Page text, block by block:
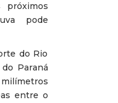
próximos
pode
do Rio
Paraná
entre o